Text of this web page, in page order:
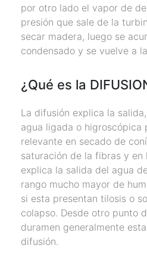
por otro lado el vapor de
presión que sale de la
secar madera, luego se
condensado y se vuelve a
¿Qué es la
La difusión explica la
agua ligada o higroscópica
relevante en secado de
saturación de la fibras y
explica la salida del agua
rango mucho mayor de
si esta presentan tilosis o
colapso. Desde otro punto
duramen generalmente
difusión.